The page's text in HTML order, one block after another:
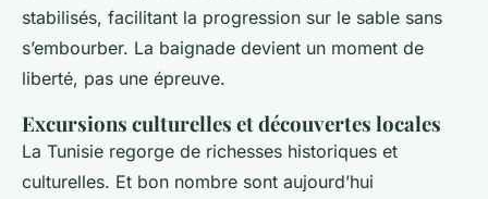
stabilisés, facilitant la progression sur le sable sans
s’embourber. La baignade devient un moment de
liberté, pas une épreuve.
Excursions culturelles et découvertes locales
La Tunisie regorge de richesses historiques et
culturelles. Et bon nombre sont aujourd’hui